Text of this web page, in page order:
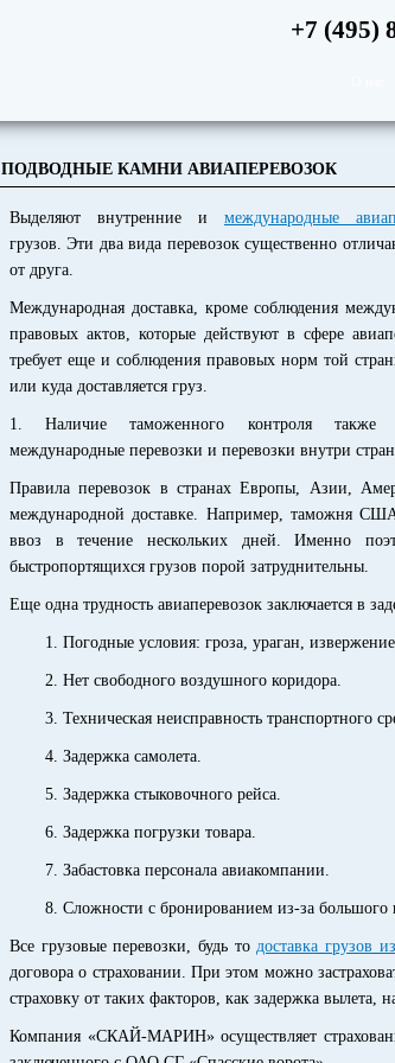
+7 (495)
ПОДВОДНЫЕ КАМНИ АВИАПЕРЕВОЗОК
Выделяют внутренние и международные
грузов. Эти два вида перевозок существенно
от друга.
Международная доставка, кроме соблюдения
правовых актов, которые действуют в сфере
требует еще и соблюдения правовых норм той
или куда доставляется груз.
1. Наличие таможенного контроля также
международные перевозки и перевозки внутри
Правила перевозок в странах Европы, Азии,
международной доставке. Например, таможня
ввоз в течение нескольких дней. Именно
быстропортящихся грузов порой затруднительны.
Еще одна трудность авиаперевозок заключается в
1. Погодные условия: гроза, ураган,
2. Нет свободного воздушного коридора.
3. Техническая неисправность транспортного
4. Задержка самолета.
5. Задержка стыковочного рейса.
6. Задержка погрузки товара.
7. Забастовка персонала авиакомпании.
8. Сложности с бронированием из-за большого
Все грузовые перевозки, будь тодоставка грузов
договора о страховании. При этом можно
страховку от таких факторов, как задержка вылета,
Компания «СКАЙ-МАРИН» осуществляет